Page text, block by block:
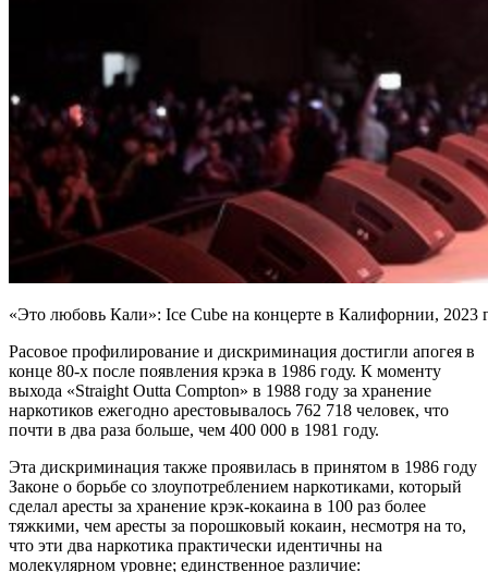
«Это любовь Кали»: Ice Cube на концерте в Калифорнии, 2023
Расовое профилирование и дискриминация достигли апогея в
конце 80-х после появления крэка в 1986 году. К моменту
выхода «Straight Outta Compton» в 1988 году за хранение
наркотиков ежегодно арестовывалось 762 718 человек, что
почти в два раза больше, чем 400 000 в 1981 году.
Эта дискриминация также проявилась в принятом в 1986 году
Законе о борьбе со злоупотреблением наркотиками, который
сделал аресты за хранение крэк-кокаина в 100 раз более
тяжкими, чем аресты за порошковый кокаин, несмотря на то,
что эти два наркотика практически идентичны на
молекулярном уровне; единственное различие: